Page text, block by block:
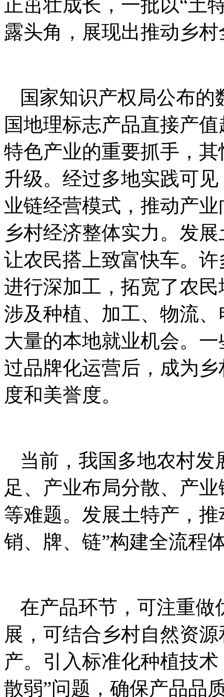
正茁壮成长，一批以“土
露头角，展现出推动乡
国家知识产权局公布的
国地理标志产品直接产
特色产业的重要抓手，
升级。经过多地实践可
业链经营模式，推动产
乡村经济整体实力。发
让农民搭上致富快车。
进行深加工，拓宽了农
涉及种植、加工、物流
大量的本地就业机会。
过品牌化运营后，成为
度和美誉度。
当前，我国多地农村
足、产业布局分散、产
等难题。发展土特产，
销、牌、链”构建全流程
在产品环节，可注重做
展，可结合乡村自然资
产。引入标准化种植技
散弱”问题，确保产品品